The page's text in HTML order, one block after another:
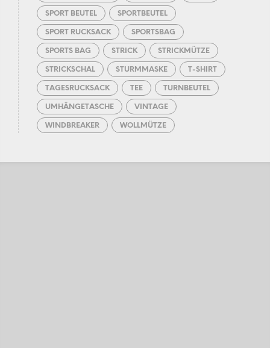
SPORT BEUTEL SPORTBEUTEL
SPORT RUCKSACK SPORTSBAG
SPORTS BAG STRICK STRICKMÜTZE
STRICKSCHAL STURMMASKE T-SHIRT
TAGESRUCKSACK TEE TURNBEUTEL
UMHÄNGETASCHE VINTAGE
WINDBREAKER WOLLMÜTZE